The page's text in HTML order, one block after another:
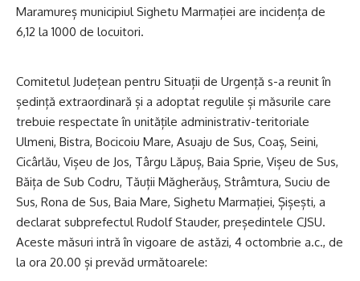
Maramureș municipiul Sighetu Marmației are incidența de
6,12 la 1000 de locuitori.
Comitetul Județean pentru Situații de Urgență s-a reunit în
ședință extraordinară și a adoptat regulile și măsurile care
trebuie respectate în unitățile administrativ-teritoriale
Ulmeni, Bistra, Bocicoiu Mare, Asuaju de Sus, Coaș, Seini,
Cicârlău, Vișeu de Jos, Târgu Lăpuș, Baia Sprie, Vișeu de Sus,
Băița de Sub Codru, Tăuții Măgherăuș, Strâmtura, Suciu de
Sus, Rona de Sus, Baia Mare, Sighetu Marmației, Șișești, a
declarat subprefectul Rudolf Stauder, președintele CJSU.
Aceste măsuri intră în vigoare de astăzi, 4 octombrie a.c., de
la ora 20.00 și prevăd următoarele: